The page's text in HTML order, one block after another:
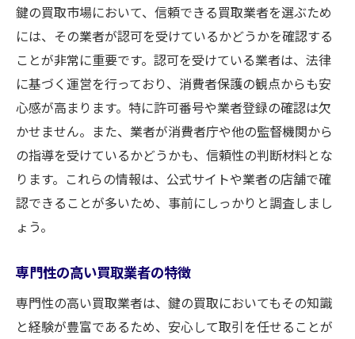
鍵の買取市場において、信頼できる買取業者を選ぶため
には、その業者が認可を受けているかどうかを確認する
ことが非常に重要です。認可を受けている業者は、法律
に基づく運営を行っており、消費者保護の観点からも安
心感が高まります。特に許可番号や業者登録の確認は欠
かせません。また、業者が消費者庁や他の監督機関から
の指導を受けているかどうかも、信頼性の判断材料とな
ります。これらの情報は、公式サイトや業者の店舗で確
認できることが多いため、事前にしっかりと調査しまし
ょう。
専門性の高い買取業者の特徴
専門性の高い買取業者は、鍵の買取においてもその知識
と経験が豊富であるため、安心して取引を任せることが